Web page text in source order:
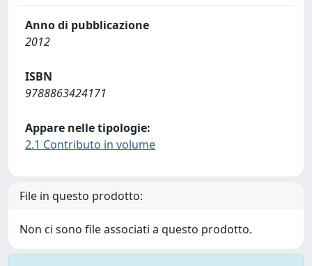
Anno di pubblicazione
2012
ISBN
9788863424171
Appare nelle tipologie:
2.1 Contributo in volume
File in questo prodotto:
Non ci sono file associati a questo prodotto.